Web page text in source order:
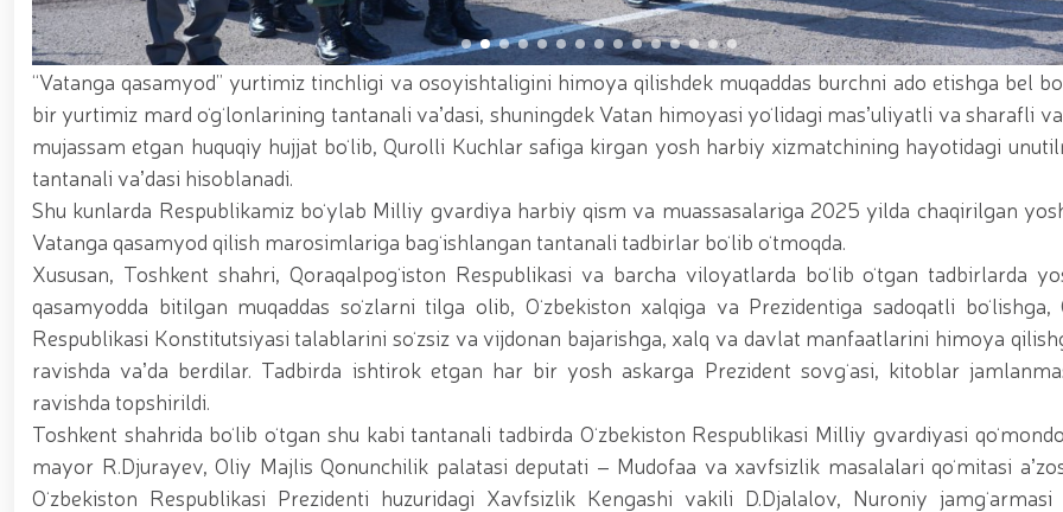
tanishdi / / Moliya, ilg‘or texnologiyalar, madaniyat va turizmning yirik markaziga aylanib borayotgan
asosida yanada rivojlantiriladi / / Ma'naviy-ma'rifiy seminar-trening o‘tkazildi / / Qoraqalpogʻiston
kiritilgan oʻsimlikni noqonuniy ravishda olib ketayotgan shaxs qo'lga olindi / / Toshkent shahrida
vositalari olib qo‘yildi / / Farg‘ona viloyatida pirotexnika vositalarining noqonuniy muomalasiga chek
markazida navbatdagi tinglovchilar uchun sertifikat topshirish marosimi bo‘lib o‘tdi. // Milliy gvardiya
nufuzli ko‘rgazmasi yuqori saviyada bo'lib o'tdi. // Milliy gvardiya Jamoat xavfsizligi universitetiga
jarayonlari davom etmoqda / / Davlatimiz rahbarining ommaviy sportni yangi bosqichga olib chiqish
belgilab bergan vazifalari yuzasidan, Milliy gvardiya qo‘mondoni R.Djurayev raisligida, kamondan
o‘tkazildi / / Milliy gvardiya Surxondaryo viloyati bo‘yicha boshqarmasi ayol harbiy xizmatchilari
voleybol bo‘yicha o‘tkazilgan musobaqada faxrli birinchi o‘rinni egallashdi / / Oliy Majlis Senatining
universiteti dotsentlari ishtirokidagi ochiq muloqot / / Milliy gvardiya Temurbeklar maktabi
xususiyatlari” mavzusida ko‘rgazmali mashg‘ulot tashkil etildi / / Milliy gvardiya Toshkent mintaqaviy
uchuvchisiz uchadigan apparatlarini qo‘llash istiqbollari” mavzusida Respublika ilmiy-amaliy seminari
o‘qilishi vaqtida jamoat tartibi hamda fuqarolar xavfsizligi taʼminlanad / / O‘zbekiston Respublikasi
rag‘batlantirish to‘g‘risida"gi
“Vatanga qasamyod” yurtimiz tinchligi va osoyishtaligini himoya qilishdek muqaddas burchni ado etishga bel
bir yurtimiz mard oʻgʻlonlarining tantanali vaʼdasi, shuningdek Vatan himoyasi yoʻlidagi masʼuliyatli va sharafli
mujassam etgan huquqiy hujjat boʻlib, Qurolli Kuchlar safiga kirgan yosh harbiy xizmatchining hayotidagi
tantanali vaʼdasi hisoblanadi.
Shu kunlarda Respublikamiz boʻylab Milliy gvardiya harbiy qism va muassasalariga 2025 yilda chaqirilgan
Vatanga qasamyod qilish marosimlariga bagʻishlangan tantanali tadbirlar boʻlib oʻtmoqda.
Xususan, Toshkent shahri, Qoraqalpogʻiston Respublikasi va barcha viloyatlarda boʻlib oʻtgan tadbirlarda
qasamyodda bitilgan muqaddas soʻzlarni tilga olib, Oʻzbekiston xalqiga va Prezidentiga sadoqatli boʻlishga,
Respublikasi Konstitutsiyasi talablarini soʻzsiz va vijdonan bajarishga, xalq va davlat manfaatlarini himoya
ravishda vaʼda berdilar. Tadbirda ishtirok etgan har bir yosh askarga Prezident sovgʻasi, kitoblar
ravishda topshirildi.
Toshkent shahrida boʻlib oʻtgan shu kabi tantanali tadbirda Oʻzbekiston Respublikasi Milliy gvardiyasi
mayor R.Djurayev, Oliy Majlis Qonunchilik palatasi deputati – Mudofaa va xavfsizlik masalalari qoʻmitasi
Oʻzbekiston Respublikasi Prezidenti huzuridagi Xavfsizlik Kengashi vakili D.Djalalov, Nuroniy jamgʻarmasi